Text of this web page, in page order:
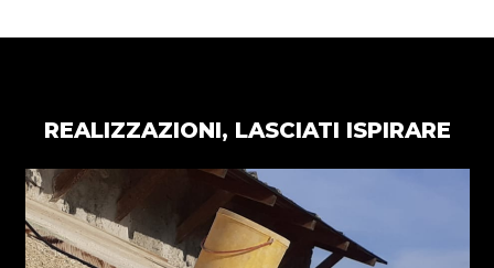
REALIZZAZIONI, LASCIATI ISPIRARE